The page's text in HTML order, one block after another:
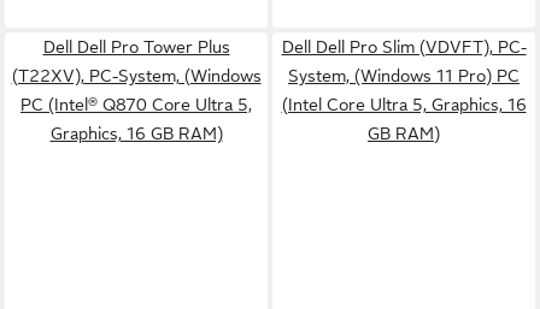
Dell Dell Pro Tower Plus
(T22XV), PC-System, (Windows
PC (Intel® Q870 Core Ultra 5,
Graphics, 16 GB RAM)
Dell Dell Pro Slim (VDVFT), PC-
System, (Windows 11 Pro) PC
(Intel Core Ultra 5, Graphics, 16
GB RAM)